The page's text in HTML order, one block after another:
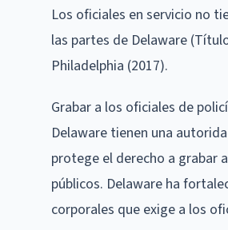
Los oficiales en servicio no
las partes de Delaware
Philadelphia (2017).
Grabar a los oficiales de
Delaware tienen una
protege el derecho a grabar
públicos. Delaware ha
corporales que exige a los